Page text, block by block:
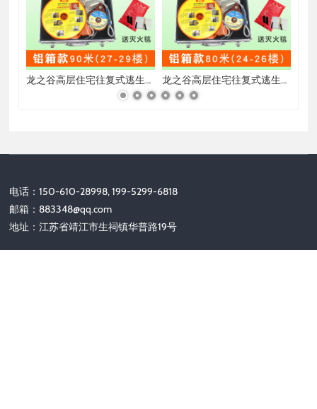
龙之谷高层住宅往复式逃生缓降器90米铝箱缓降器(27-29楼 龙之谷高层住宅往复式逃生缓降器80米铝箱缓降器(24-26楼
电话：150-610-28998, 199-5299-6818
邮箱： 883348@qq.com
地址：江苏省靖江市生祠镇华普路19号